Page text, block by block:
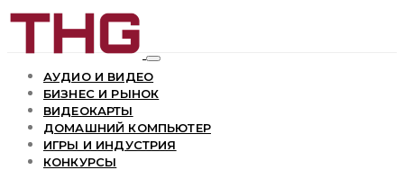
АУДИО И ВИДЕО
БИЗНЕС И РЫНОК
ВИДЕОКАРТЫ
ДОМАШНИЙ КОМПЬЮТЕР
ИГРЫ И ИНДУСТРИЯ
КОНКУРСЫ